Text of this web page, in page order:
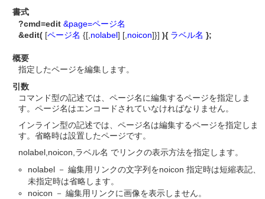
書式
?cmd=edit &page=ページ名
&edit( [ページ名 {[, nolabel] [, noicon]}] ){ ラベル名 };
概要
指定したページを編集します。
引数
コマンド型の記述では、ページ名に編集するページを指定しま
す。ページ名はエンコードされていなければなりません。
インライン型の記述では、ページ名は編集するページを指定しま
す。省略時は設置したページです。
nolabel,noicon,ラベル名 でリンクの表示方法を指定します。
nolabel － 編集用リンクの文字列をnoicon 指定時は短縮表記、
未指定時は省略します。
noicon － 編集用リンクに画像を表示しません。